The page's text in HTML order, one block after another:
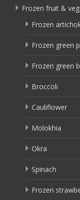
Frozen fruit &
Frozen
Frozen green
Frozen green
Broccoli
Cauliflower
Molokhia
Okra
Spinach
Frozen